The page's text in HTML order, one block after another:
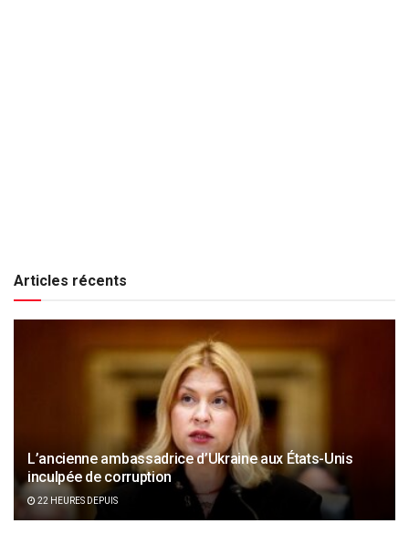
Articles récents
L’ancienne ambassadrice d’Ukraine aux États-Unis
inculpée de corruption
22 HEURES DEPUIS